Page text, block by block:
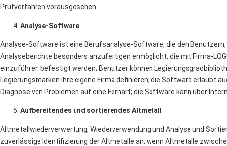
Prüfverfahren vorausgesehen.
Analyse-Software
Analyse-Software ist eine Berufsanalyse-Software, die den
Analyseberichte besonders anzufertigen ermöglicht, die mit Firma-
einzuführen befestigt werden; Benutzer können
Legierungsmarken ihre eigene Firma definieren; die Software erlaubt
Diagnose von Problemen auf eine Fernart; die Software kann über
Aufbereitendes und sortierendes Altmetall
Altmetallwiederverwertung, Wiederverwendung und Analyse und
zuverlässige Identifizierung der Altmetalle an, wenn Altmetalle